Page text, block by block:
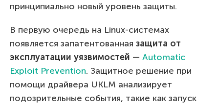
принципиально новый уровень защиты.
В первую очередь на Linux-системах
появляется запатентованная защита от
эксплуатации уязвимостей — Automatic
Exploit Prevention. Защитное решение при
помощи драйвера UKLM анализирует
подозрительные события, такие как запуск